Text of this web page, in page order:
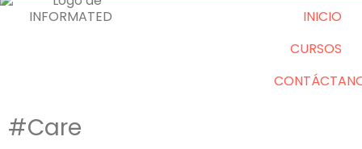
INICIO
CURSOS
#Care